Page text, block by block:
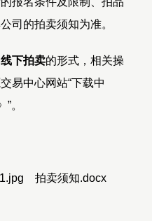
司的拍卖须知为准。
下拍卖的形式，相关操
易中心网站“下载中
。
拍卖须知.docx